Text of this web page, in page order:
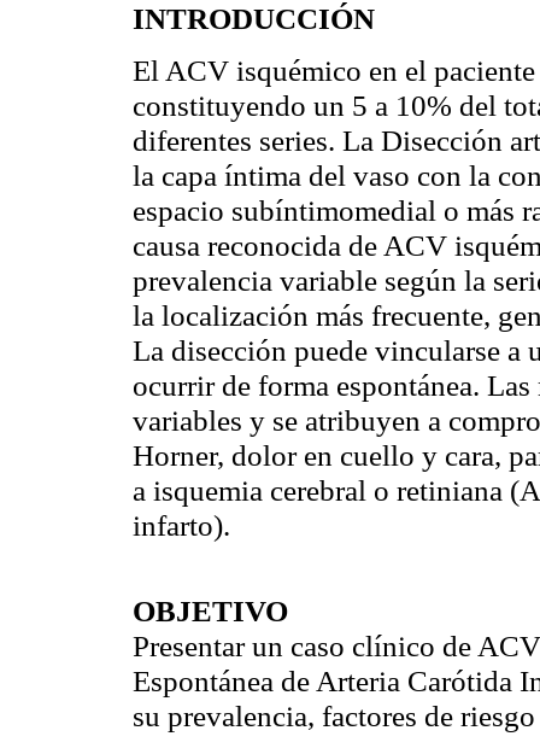
INTRODUCCIÓN
El ACV isquémico en el
constituyendo un 5 a 10% del
diferentes series. La Disección
la capa íntima del vaso con la
espacio subíntimomedial o más
causa reconocida de ACV
prevalencia variable según la
la localización más frecuente,
La disección puede vincularse a
ocurrir de forma espontánea.
variables y se atribuyen a
Horner, dolor en cuello y cara,
a isquemia cerebral o retiniana
infarto).
OBJETIVO
Presentar un caso clínico de
Espontánea de Arteria Carótida
su prevalencia, factores de